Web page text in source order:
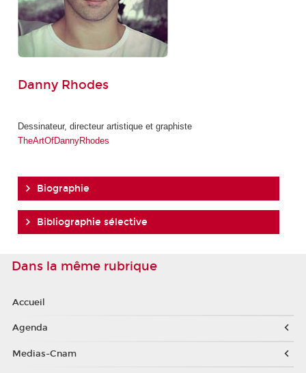
Danny Rhodes
Dessinateur, directeur artistique et graphiste
TheArtOfDannyRhodes
Biographie
Bibliographie sélective
Dans la même rubrique
Accueil
Agenda
Medias-Cnam